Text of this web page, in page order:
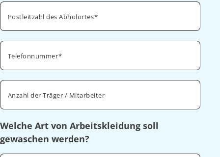
Postleitzahl des Abholortes
Telefonnummer
Anzahl der Träger / Mitarbeiter
Welche Art von Arbeitskleidung soll
gewaschen werden?